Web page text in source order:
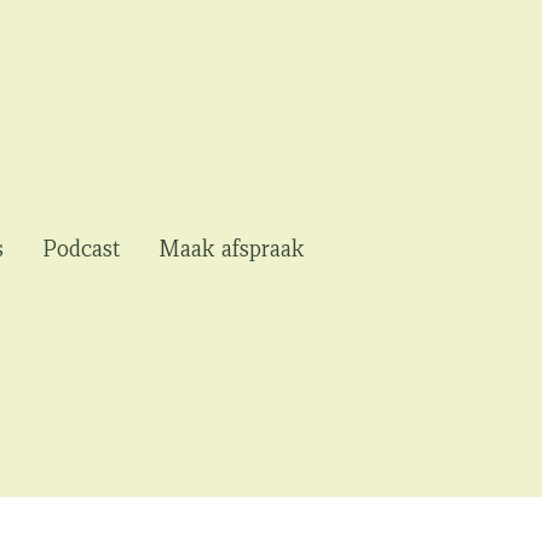
Podcast Maak afspraak